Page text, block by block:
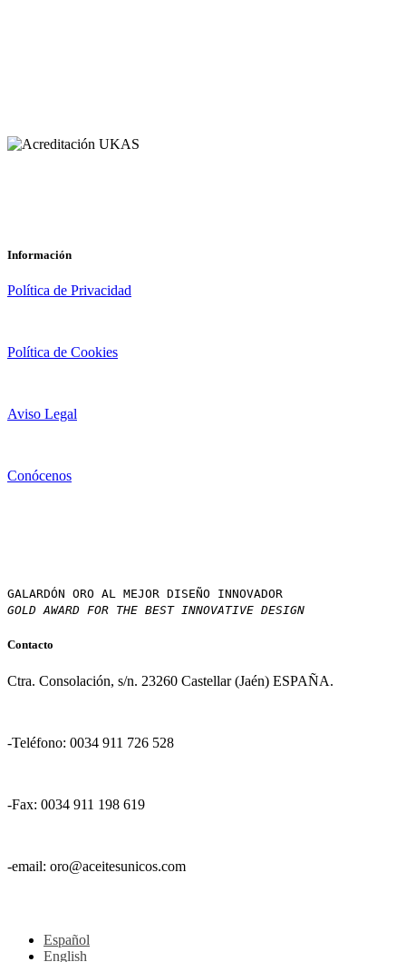
Información
Política de Privacidad
Política de Cookies
Aviso Legal
Conócenos
GALARDÓN ORO AL MEJOR DISEÑO INNOVADOR
GOLD AWARD FOR THE BEST INNOVATIVE DESIGN
Contacto
Ctra. Consolación, s/n. 23260 Castellar (Jaén) ESPAÑA.
-Teléfono: 0034 911 726 528
-Fax: 0034 911 198 619
-email: oro@aceitesunicos.com
Español
English